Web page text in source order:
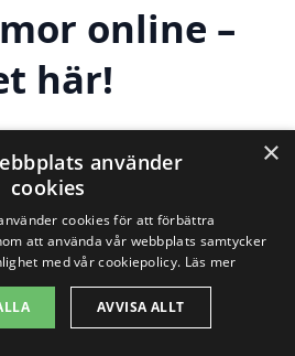
online –
här!
skicka blommor i
samlat de bästa
underlätta din
Oavsett om det
bröllop eller
×
använder
cookies
cookies för att förbättra
att använda vår webbplats samtycker
med vår cookiepolicy. Läs mer
AVVISA ALLT